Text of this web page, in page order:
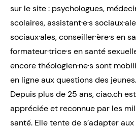
sur le site : psychologues,
scolaires, assistant·e·s
sociaux·ales, conseiller·ère·s en
formateur·trice·s en santé
encore théologien·ne·s sont
en ligne aux questions des jeunes.
Depuis plus de 25 ans, ciao.ch
appréciée et reconnue par les
santé. Elle tente de s’adapter